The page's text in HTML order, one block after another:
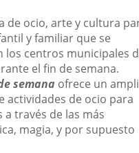
una
aplicación
externa.
una
aplicación
externa.
una
de ocio, arte y cultura
y familiar que se
los centros municipales
el fin de semana.
semana ofrece un
actividades de ocio para
a través de las más
magia, y por supuesto